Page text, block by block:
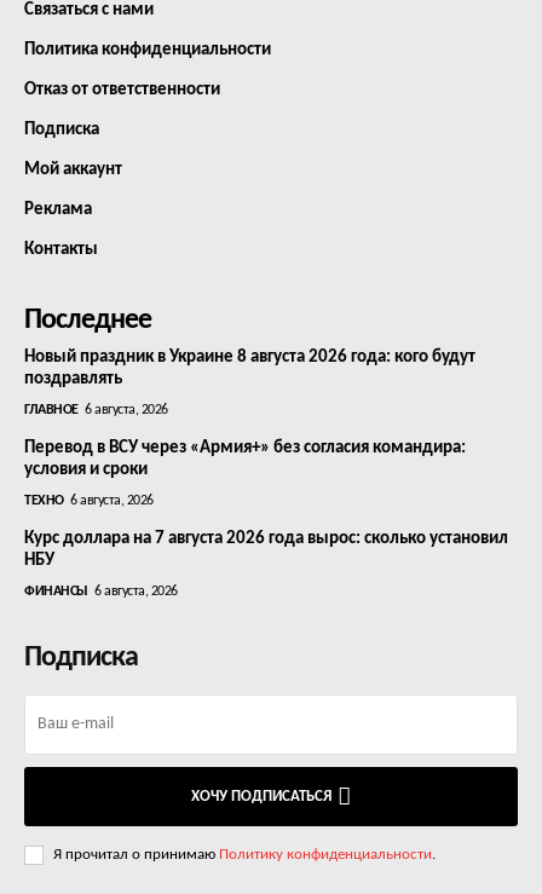
Связаться с нами
Политика конфиденциальности
Отказ от ответственности
Подписка
Мой аккаунт
Реклама
Контакты
Последнее
Новый праздник в Украине 8 августа 2026 года: кого будут
поздравлять
ГЛАВНОЕ 6 августа, 2026
Перевод в ВСУ через «Армия+» без согласия командира:
условия и сроки
ТЕХНО 6 августа, 2026
Курс доллара на 7 августа 2026 года вырос: сколько установил
НБУ
ФИНАНСЫ 6 августа, 2026
Подписка
ХОЧУ ПОДПИСАТЬСЯ
Я прочитал о принимаю Политику конфиденциальности.